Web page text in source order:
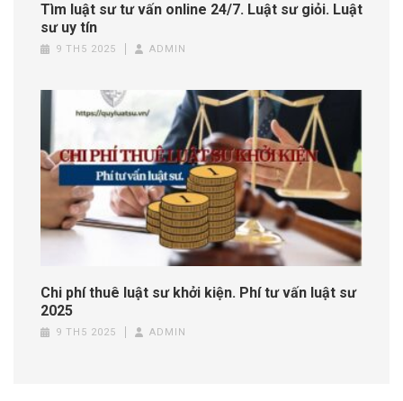
Tìm luật sư tư vấn online 24/7. Luật sư giỏi. Luật
sư uy tín
9 TH5 2025 ADMIN
Chi phí thuê luật sư khởi kiện. Phí tư vấn luật sư
2025
9 TH5 2025 ADMIN